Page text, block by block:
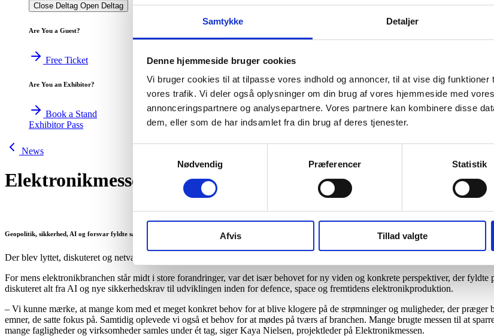
Samtykke Detaljer
Denne hjemmeside bruger cookies
Vi bruger cookies til at tilpasse vores indhold og annoncer, til at vise dig
vores trafik. Vi deler også oplysninger om din brug af vores hjemmeside med
annonceringspartnere og analysepartnere. Vores partnere kan kombinere disse
dem, eller som de har indsamlet fra din brug af deres tjenester.
Nødvendig
Præferencer Statistik
Afvis Tillad valgte
Close Deltag Open Deltag
Are You a Guest?
Free Ticket
Are You an Exhibitor?
Book a Stand
Exhibitor Pass
News
Elektronikmessen 2026 viste en branche i bevægelse
Geopolitik, sikkerhed, AI og forsvar fyldte samtalerne på Elektronikmessen 2026, hvor nye fokusdage, stærke faglige spor og målrettede møder satte retningen for en
Der blev lyttet, diskuteret og netværket intenst i Hal C på OCC i Odense, da Elektronikmessen 2026 samlede knap 1.900 fagfolk
For mens elektronikbranchen står midt i store forandringer, var det især behovet for ny viden og konkrete perspektiver, der fyldte
diskuteret alt fra AI og nye sikkerhedskrav til udviklingen inden for defence, space og fremtidens elektronikproduktion.
– Vi kunne mærke, at mange kom med et meget konkret behov for at blive klogere på de strømninger og muligheder, der
emner, de satte fokus på. Samtidig oplevede vi også et behov for at mødes på tværs af branchen. Mange brugte messen til at
mange fagligheder og virksomheder samles under ét tag, siger Kaya Nielsen, projektleder på Elektronikmessen.